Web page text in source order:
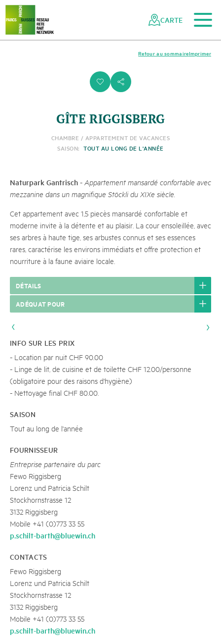
Naviguer
dans
réseau
Navigation
rapide
Vers le contenu principal
Vers la navigation mobile
Vers la recherche
Vers la zone des pieds
Vers le plan du site
CARTE
i s
Imprimer
Retour au sommaire
GÎTE RIGGISBERG
CHAMBRE / APPARTEMENT DE VACANCES
SAISON: TOUT AU LONG DE L'ANNÉE
Naturpark Gantrisch - Appartement mansardé confortable avec
mezzanine dans un magnifique Stöckli du XIXe siècle.
Cet appartement avec 1,5 piecès mansardé confortable et
moderne invite à la détente et au plaisir. La cour ensoleillée, avec
ses arbres à haute tige, ses arbustes connus et ses essences
rares, caractérise les environs immédiats et offre protection et
nourriture à la faune aviaire locale.
DÉTAILS
ADÉQUAT POUR
INFO SUR LES PRIX
- Location par nuit CHF 90.00
- Linge de lit, de cuisine et de toilette CHF 12.00/personne
(obligatoire pour des raisons d'hygiène)
- Nettoyage final CHF 80.00.
SAISON
Tout au long de l'année
FOURNISSEUR
Entreprise partenaire du parc
Fewo Riggisberg
Lorenz und Patricia Schilt
Stockhornstrasse 12
3132 Riggisberg
Mobile +41 (0)773 33 55
p.schilt-barth@bluewin.ch
CONTACTS
Fewo Riggisberg
Lorenz und Patricia Schilt
Stockhornstrasse 12
3132 Riggisberg
Mobile +41 (0)773 33 55
p.schilt-barth@bluewin.ch